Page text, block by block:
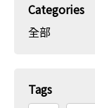
Categories
全部
Tags